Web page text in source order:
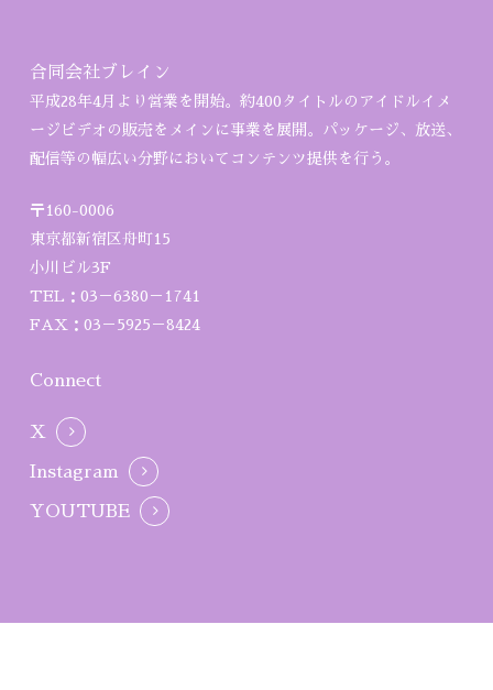
合同会社ブレイン
平成28年4月より営業を開始。約400タイトルのアイドルイメ
ージビデオの販売をメインに事業を展開。パッケージ、放送、
配信等の幅広い分野においてコンテンツ提供を行う。
〒160-0006
東京都新宿区舟町15
小川ビル3F
TEL：03－6380－1741
FAX：03－5925－8424
Connect
X
Instagram
YOUTUBE